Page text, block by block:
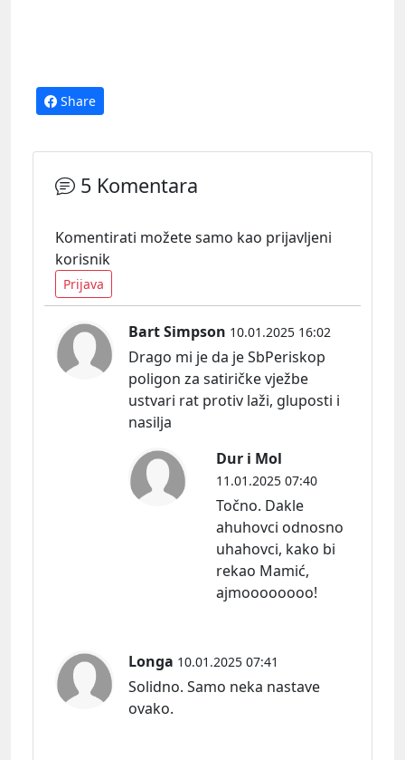
Share
5 Komentara
Komentirati možete samo kao prijavljeni
korisnik
Prijava
Bart Simpson 10.01.2025 16:02
Drago mi je da je SbPeriskop
poligon za satiričke vježbe
ustvari rat protiv laži, gluposti i
nasilja
Dur i Mol
11.01.2025 07:40
Točno. Dakle
ahuhovci odnosno
uhahovci, kako bi
rekao Mamić,
ajmoooooooo!
Longa 10.01.2025 07:41
Solidno. Samo neka nastave
ovako.